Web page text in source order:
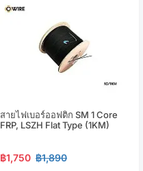
สายไฟเบอร์ออฟติก SM 1 Core
FRP, LSZH Flat Type (1KM)
฿1,750 ฿1,890